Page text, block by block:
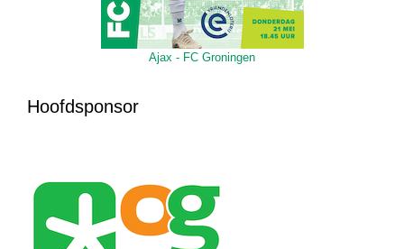
Ajax - FC Groningen
Hoofdsponsor